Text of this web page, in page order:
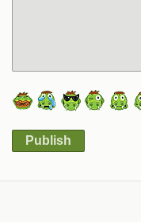
Publish